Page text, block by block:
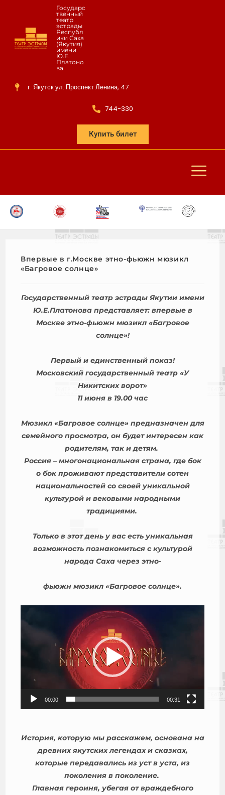
Государс
твенный
театр
эстрады
Республ
ики Саха
(Якутия)
имени
Ю.Е.
Платоно
ва
г. Якутск ул. Проспект Ленина, 47
744-330
Купить билет
Впервые в г.Москве этно-фьюжн мюзикл
«Багровое солнце»
Государственный театр эстрады Якутии имени
Ю.Е.Платонова представляет: впервые в
Москве этно-фьюжн мюзикл «Багровое
солнце»!
Первый и единственный показ!
Московский государственный театр «У
Никитских ворот»
11 июня в 19.00 час
Мюзикл «Багровое солнце» предназначен для
семейного просмотра, он будет интересен как
родителям, так и детям.
Россия – многонациональная страна, где бок
о бок проживают представители сотен
национальностей со своей уникальной
культурой и вековыми народными
традициями.
Только в этот день у вас есть уникальная
возможность познакомиться с культурой
народа Саха через этно-
фьюжн мюзикл «Багровое солнце».
00:00 00:31
История, которую мы расскажем, основана на
древних якутских легендах и сказках,
которые передавались из уст в уста, из
поколения в поколение.
Главная героиня, убегая от враждебного